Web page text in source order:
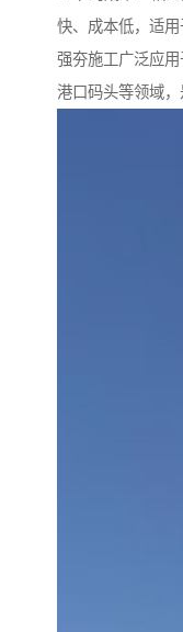
快、成本低，适用
强夯施工广泛应用
港口码头等领域，